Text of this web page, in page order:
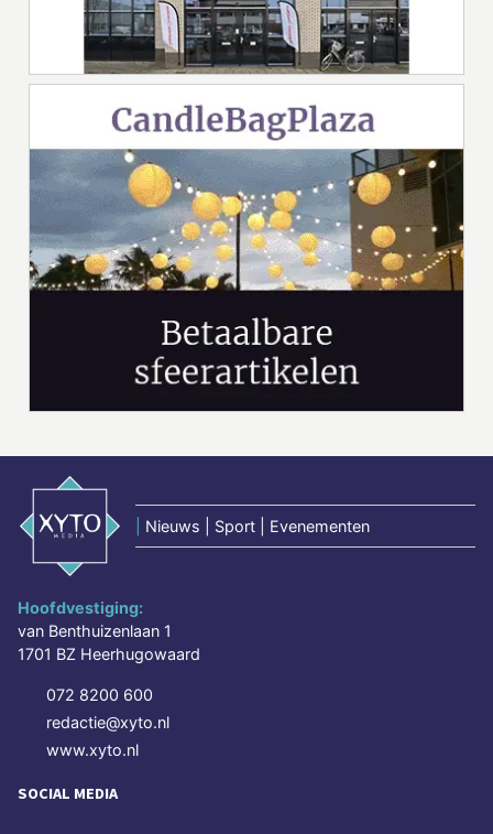
Nieuws | Sport | Evenementen
Hoofdvestiging:
van Benthuizenlaan 1
1701 BZ Heerhugowaard
072 8200 600
redactie@xyto.nl
www.xyto.nl
SOCIAL MEDIA